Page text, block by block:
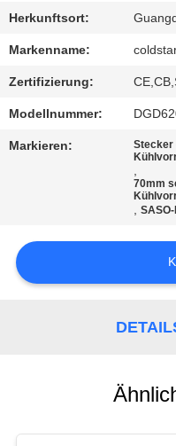
FORDERN
SIE
EIN
ZITAT
SITEMAP
POLICY
Herkunftsort:
Markenname:
Zertifizierung:
Modellnummer:
Markieren:
Stecker
,
70mm
,